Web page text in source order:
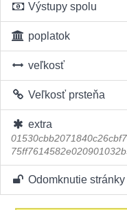
Výstupy spolu
poplatok
veľkosť
Veľkosť prsteňa
extra
Odomknutie stránky